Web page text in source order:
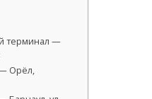
терминал —
Орёл,